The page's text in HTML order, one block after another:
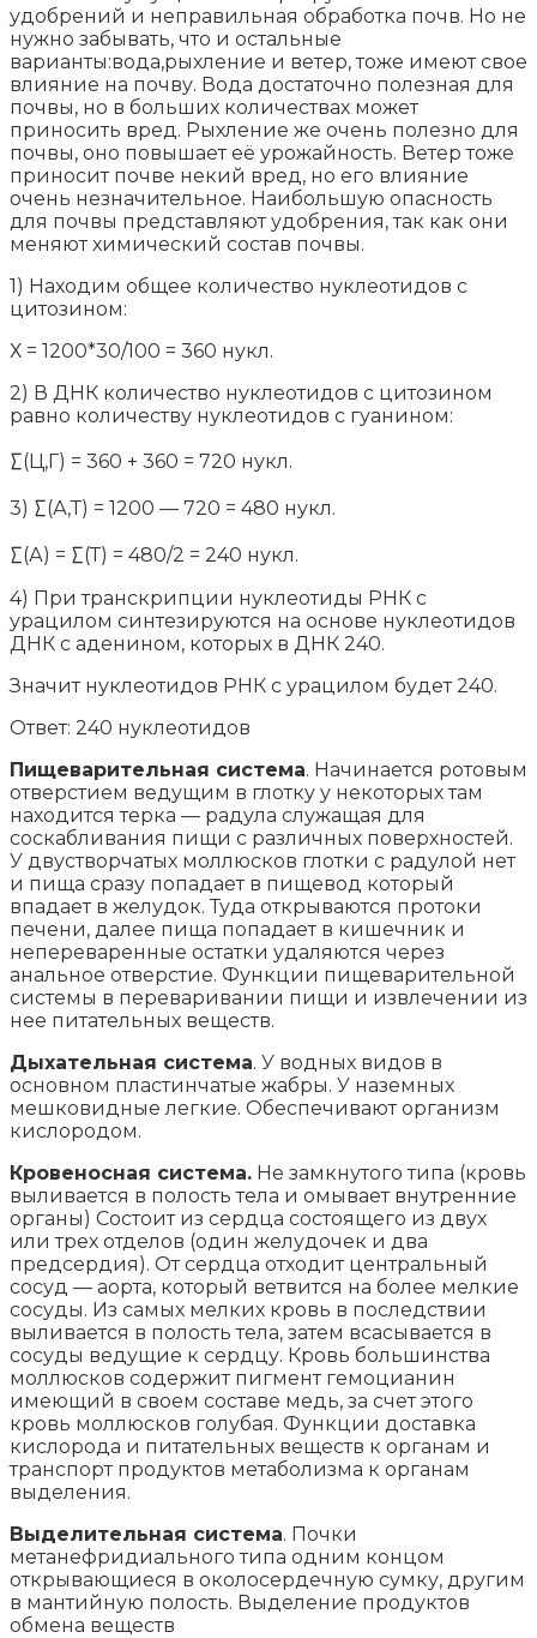
удобрений и неправильная обработка почв. Но не
нужно забывать, что и остальные
варианты:вода,рыхление и ветер, тоже имеют свое
влияние на почву. Вода достаточно полезная для
почвы, но в больших количествах может
приносить вред. Рыхление же очень полезно для
почвы, оно повышает её урожайность. Ветер тоже
приносит почве некий вред, но его влияние
очень незначительное. Наибольшую опасность
для почвы представляют удобрения, так как они
меняют химический состав почвы.
1) Находим общее количество нуклеотидов с
цитозином:
Х = 1200*30/100 = 360 нукл.
2) В ДНК количество нуклеотидов с цитозином
равно количеству нуклеотидов с гуанином:
∑(Ц,Г) = 360 + 360 = 720 нукл.
3) ∑(А,Т) = 1200 — 720 = 480 нукл.
∑(А) = ∑(Т) = 480/2 = 240 нукл.
4) При транскрипции нуклеотиды РНК с
урацилом синтезируются на основе нуклеотидов
ДНК с аденином, которых в ДНК 240.
Значит нуклеотидов РНК с урацилом будет 240.
Ответ: 240 нуклеотидов
Пищеварительная система. Начинается ротовым
отверстием ведущим в глотку у некоторых там
находится терка — радула служащая для
соскабливания пищи с различных поверхностей.
У двустворчатых моллюсков глотки с радулой нет
и пища сразу попадает в пищевод который
впадает в желудок. Туда открываются протоки
печени, далее пища попадает в кишечник и
непереваренные остатки удаляются через
анальное отверстие. Функции пищеварительной
системы в переваривании пищи и извлечении из
нее питательных веществ.
Дыхательная система. У водных видов в
основном пластинчатые жабры. У наземных
мешковидные легкие. Обеспечивают организм
кислородом.
Кровеносная система. Не замкнутого типа (кровь
выливается в полость тела и омывает внутренние
органы) Состоит из сердца состоящего из двух
или трех отделов (один желудочек и два
предсердия). От сердца отходит центральный
сосуд — аорта, который ветвится на более мелкие
сосуды. Из самых мелких кровь в последствии
выливается в полость тела, затем всасывается в
сосуды ведущие к сердцу. Кровь большинства
моллюсков содержит пигмент гемоцианин
имеющий в своем составе медь, за счет этого
кровь моллюсков голубая. Функции доставка
кислорода и питательных веществ к органам и
транспорт продуктов метаболизма к органам
выделения.
Выделительная система. Почки
метанефридиального типа одним концом
открывающиеся в околосердечную сумку, другим
в мантийную полость. Выделение продуктов
обмена веществ